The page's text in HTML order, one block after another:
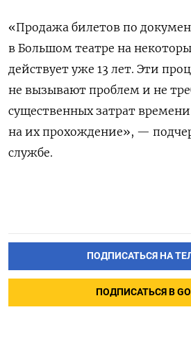
«Продажа билетов по
в Большом театре на
действует уже 13 лет. Эти
не вызывают проблем и не
существенных затрат времени
на их прохождение», —
службе.
ПОДПИСАТЬСЯ НА
ПОДПИСАТЬСЯ В